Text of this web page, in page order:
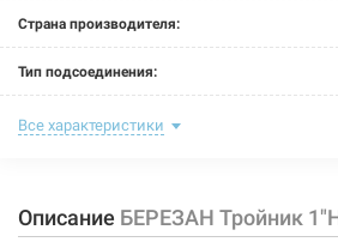
Страна производителя:
Тип подсоединения:
Номинальное давление:
Рабочая среда: жидкая неагрессивная,
Все характеристики
Описание БЕРЕЗАН Тройник